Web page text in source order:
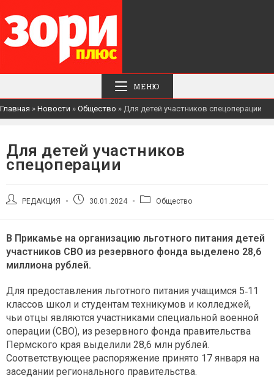
МЕНЮ
Главная » Новости » Общество » Для детей участников спецоперации
Для детей участников
спецоперации
АвторРЕДАКЦИЯ
Запись30.01.2024
РубрикаОбщество
В Прикамье на организацию льготного питания детей
участников СВО из резервного фонда выделено 28,6
миллиона рублей.
Для предоставления льготного питания учащимся 5‑11
классов школ и студентам техникумов и колледжей,
чьи отцы являются участниками специальной военной
операции (СВО), из резервного фонда правительства
Пермского края выделили 28,6 млн рублей.
Соответствующее распоряжение принято 17 января на
заседании регионального правительства.